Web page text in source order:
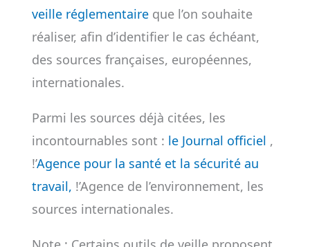
veille réglementaireque l’on souhaite
réaliser, afin d’identifier le cas échéant,
des sources françaises, européennes,
internationales.
Parmi les sources déjà citées, les
incontournables sont : le Journal officiel ,
!’Agence pour la santé et la sécurité au
travail, !’Agence de l’environnement, les
sources internationales.